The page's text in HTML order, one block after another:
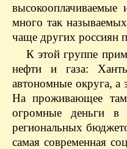
высокооплачиваемые
много так
чаще других россиян
К этой группе
нефти и газа:
автономные округа, а
На проживающее там
огромные деньги в
региональных
самая современная